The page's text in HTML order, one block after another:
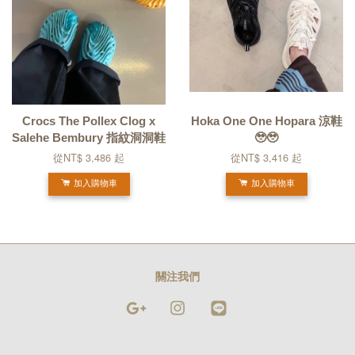
Crocs The Pollex Clog x
Salehe Bembury 指紋洞洞鞋
從NT$ 3,486 起
加入購物車
Hoka One One Hopara 涼鞋
🥹🥹
從NT$ 3,416 起
加入購物車
關注我們
Google Instagram